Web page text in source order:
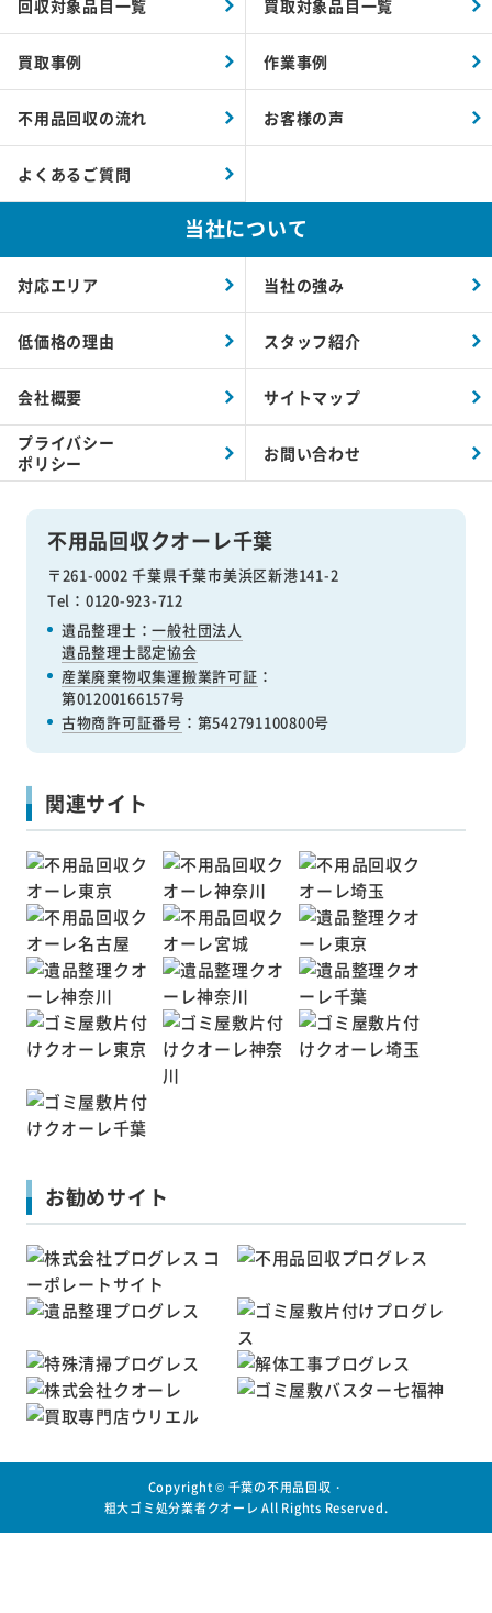
不用品回収クオーレ千葉
〒261-0002 千葉県千葉市美浜区新港141-2
Tel：0120-923-712
遺品整理士：一般社団法人
遺品整理士認定協会
産業廃棄物収集運搬業許可証 ：
第01200166157号
古物商許可証番号 ：第542791100800号
回収対象品目一覧 買取対象品目一覧
買取事例 作業事例
不用品回収の流れ お客様の声
よくあるご質問
当社について
対応エリア 当社の強み
低価格の理由 スタッフ紹介
会社概要 サイトマップ
プライバシー
ポリシー
お問い合わせ
関連サイト
お勧めサイト
Copyright © 千葉の不用品回収・
粗大ゴミ処分業者クオーレ All Rights Reserved.